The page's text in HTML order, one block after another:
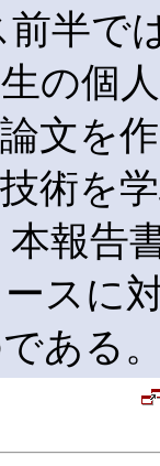
半で
の個
文を
術を
報告
スに
ある